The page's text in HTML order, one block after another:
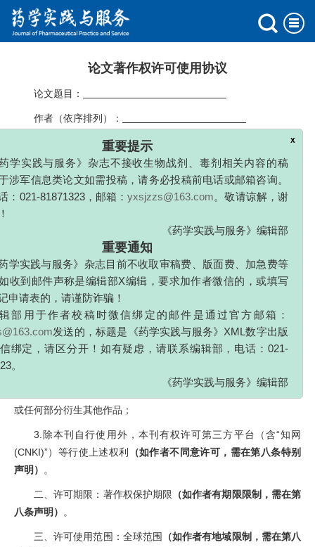
x
重要提示
学实践与服务》杂志不接收生物战剂、毒剂相关内容的稿
涉军信息类论文如需投稿，请务必投稿前电话或邮箱咨询。
：021-81871323，邮箱： yxsjzzs@163.com。敬请谅解，谢
重要通知
学实践与服务》杂志目前不收取审稿费、版面费、加急费等
收到邮件声称是编辑部X编辑，要求加作者微信的，或填写
申请表的，请谨防诈骗！
部用于作者校稿时微信绑定的邮件是通过官方邮箱：
发送的，标题是《药学实践与服务》XML数字出版
绑定，请区分开！如有疑虑，请联系编辑部，电话：021-
。
论文著作权许可使用协议
论文题目：
作者（依序排列）：
投稿期刊（下简称“期刊”）：
《药学实践与服
务》
一、全体作者同意，上述提交本刊发表的论文一经本刊录用，
作者即将论文整体、论文的任何部分内容及与论文相关的内容（如
包括理论推导和实验过程等内容）或其他可以从论文中提取部分的
全部复制传播的权利——包括但不限于复制权、发行权、信息网络
传播权、广播权、表演权、翻译权、汇编权、改编权等著作财产权
许可给《药学实践与服务》编辑部（下称“期刊社”）使用，期刊社
有权通过包括但不限于以下方式使用：
1.以各种已知或将来可能出现的形态、格式和介质，如光盘、
磁盘、网络等形式，复制、发行、信息网络传播、广播或其他传播
方式使用许可内容；
或任何部分衍生其他作品；
3.除本刊自行使用外，本刊有权许可第三方平台（含“知网
(CNKI)”）等行使上述权利
（如作者不同意许可，需在第八条特别
声明）
。
二、许可期限：著作权保护期限 （如作者有期限限制，需在第
八条声明）
。
三、许可使用范围：全球范围
（如作者有地域限制，需在第八